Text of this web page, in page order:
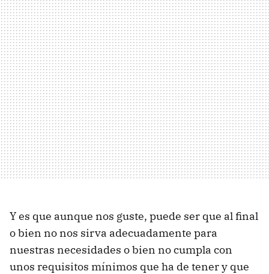
Y es que aunque nos guste, puede ser que al final
o bien no nos sirva adecuadamente para
nuestras necesidades o bien no cumpla con
unos requisitos mínimos que ha de tener y que